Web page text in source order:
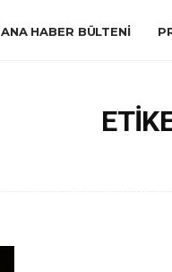
ANA HABER BÜLTENI